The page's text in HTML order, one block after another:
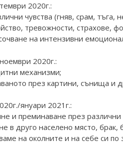
2020г.:
чувства (гняв, срам, тъга,
тревожности, страхове,
на интензивни
2020г.:
механизми;
през картини, сънища и
януари 2021г.:
и преминаване през
в друго населено място, брак,
на околните и на себе си по